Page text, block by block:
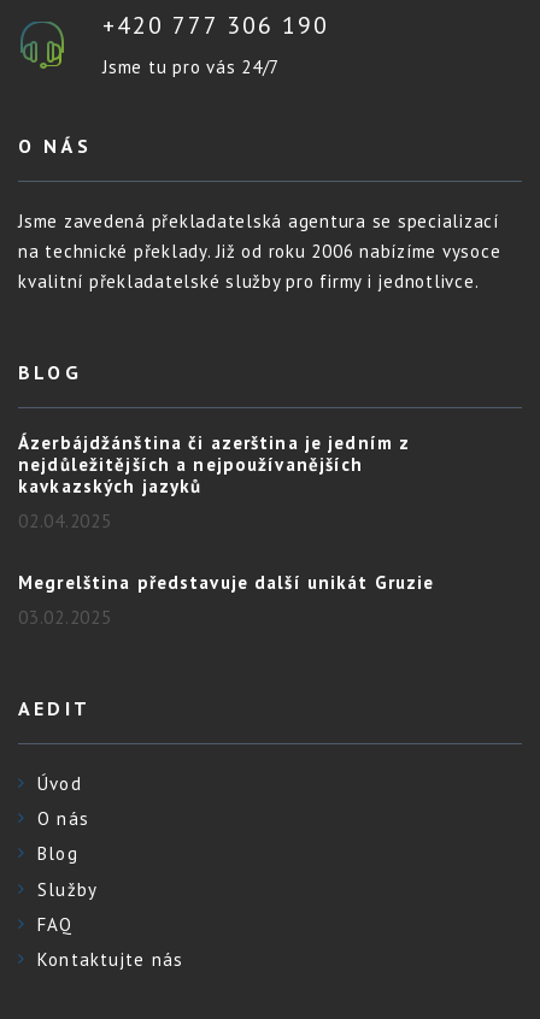
+420 777 306 190
Jsme tu pro vás 24/7
O NÁS
Jsme zavedená překladatelská agentura se specializací
na technické překlady. Již od roku 2006 nabízíme vysoce
kvalitní překladatelské služby pro firmy i jednotlivce.
BLOG
Ázerbájdžánština či azerština je jedním z
nejdůležitějších a nejpoužívanějších
kavkazských jazyků
02.04.2025
Megrelština představuje další unikát Gruzie
03.02.2025
AEDIT
Úvod
O nás
Blog
Služby
FAQ
Kontaktujte nás